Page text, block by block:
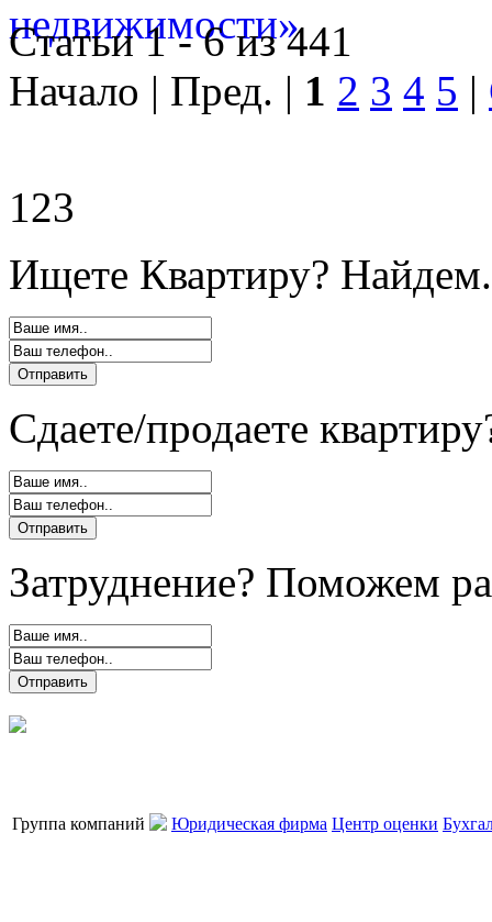
Статьи 1 - 6 из 441
Начало | Пред. | 1 2 3 4 5 |
123
Ищете Квартиру?
Сдаете/продаете
Затруднение? Поможем
Группа компаний Юридическая фирма Центр оценки